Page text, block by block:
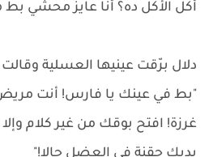
أكل الأكل ده؟ أنا عايز محشي بط
دلال برّقت عينيها العسلية
غرزة! افتح بوقك من غير كلام وإلا
يديك حقنة في العضل حالا!"